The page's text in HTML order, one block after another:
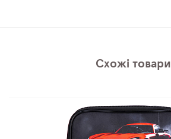
Схожі товари